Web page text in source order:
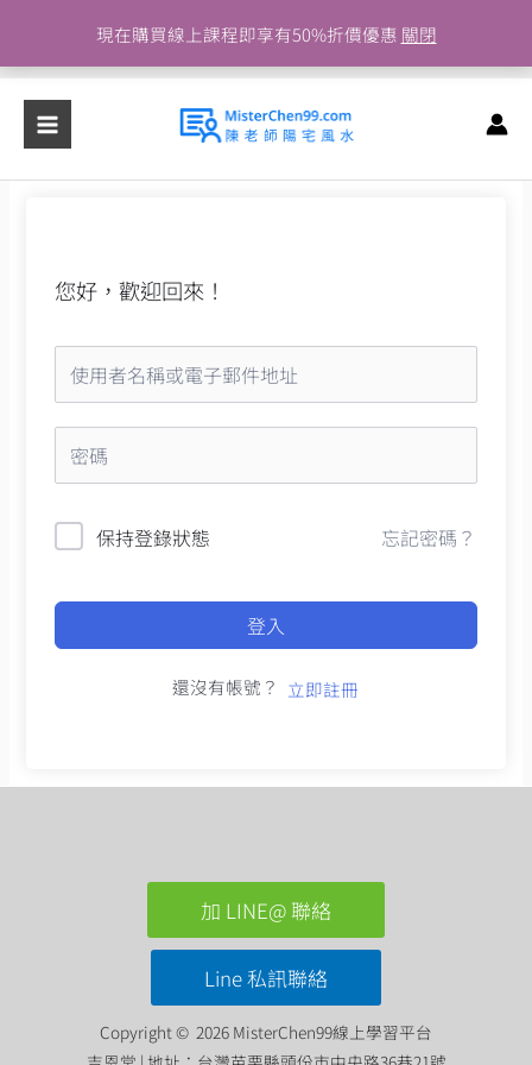
現在購買線上課程即享有50%折價優惠 關閉
主
容
您好，歡迎回來！
保持登錄狀態 忘記密碼？
登入
還沒有帳號？ 立即註冊
加 LINE@ 聯絡
Line 私訊聯絡
Copyright © 2026 MisterChen99線上學習平台